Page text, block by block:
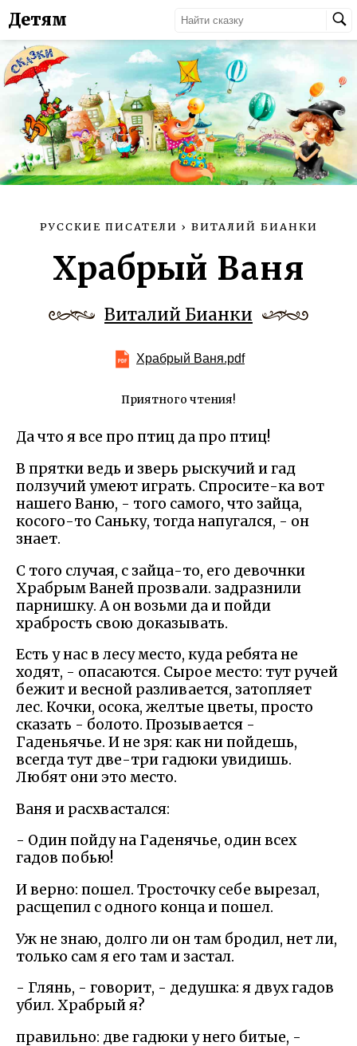
Детям
РУССКИЕ ПИСАТЕЛИ › ВИТАЛИЙ БИАНКИ
Храбрый Ваня
Виталий Бианки
Храбрый Ваня.pdf
Приятного чтения!
Да что я все про птиц да про птиц!
В прятки ведь и зверь рыскучий и гад
ползучий умеют играть. Спросите-ка вот
нашего Ваню, - того самого, что зайца,
косого-то Саньку, тогда напугался, - он
знает.
С того случая, с зайца-то, его девочнки
Храбрым Ваней прозвали. задразнили
парнишку. А он возьми да и пойди
храбрость свою доказывать.
Есть у нас в лесу место, куда ребята не
ходят, - опасаются. Сырое место: тут ручей
бежит и весной разливается, затопляет
лес. Кочки, осока, желтые цветы, просто
сказать - болото. Прозывается -
Гаденьячье. И не зря: как ни пойдешь,
всегда тут две-три гадюки увидишь.
Любят они это место.
Ваня и расхвастался:
- Один пойду на Гаденячье, один всех
гадов побью!
И верно: пошел. Тросточку себе вырезал,
расщепил с одного конца и пошел.
Уж не знаю, долго ли он там бродил, нет ли,
только сам я его там и застал.
- Глянь, - говорит, - дедушка: я двух гадов
убил. Храбрый я?
правильно: две гадюки у него битые, -